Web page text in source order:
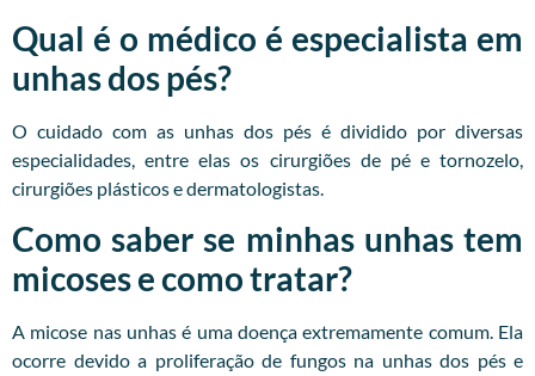
Qual é o médico é especialista em
unhas dos pés?
O cuidado com as unhas dos pés é dividido por diversas
especialidades, entre elas os cirurgiões de pé e tornozelo,
cirurgiões plásticos e dermatologistas.
Como saber se minhas unhas tem
micoses e como tratar?
A micose nas unhas é uma doença extremamente comum. Ela
ocorre devido a proliferação de fungos na unhas dos pés e